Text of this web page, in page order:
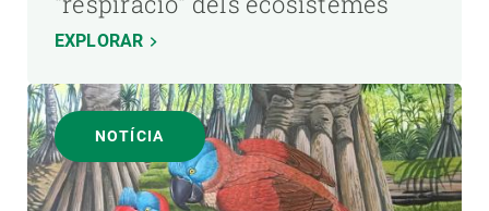
EXPLORAR
NOTÍCIA